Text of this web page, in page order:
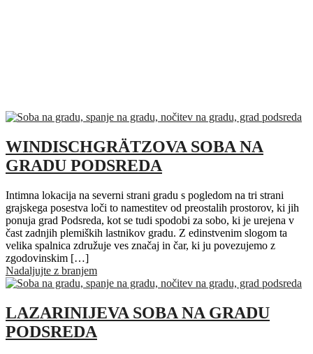
WINDISCHGRÄTZOVA SOBA NA
GRADU PODSREDA
Intimna lokacija na severni strani gradu s pogledom na tri strani
grajskega posestva loči to namestitev od preostalih prostorov, ki jih
ponuja grad Podsreda, kot se tudi spodobi za sobo, ki je urejena v
čast zadnjih plemiških lastnikov gradu. Z edinstvenim slogom ta
velika spalnica združuje ves značaj in čar, ki ju povezujemo z
zgodovinskim […]
Nadaljujte z branjem
LAZARINIJEVA SOBA NA GRADU
PODSREDA